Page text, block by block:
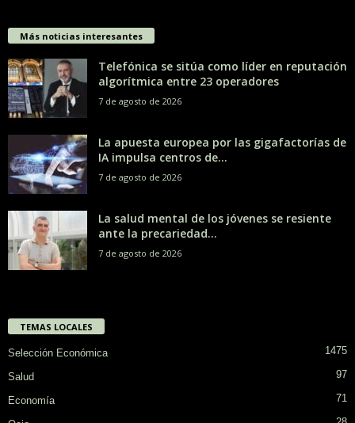
Más noticias interesantes
Telefónica se sitúa como líder en reputación
algorítmica entre 23 operadores
7 de agosto de 2026
La apuesta europea por las gigafactorías de
IA impulsa centros de...
7 de agosto de 2026
La salud mental de los jóvenes se resiente
ante la precariedad...
7 de agosto de 2026
TEMAS LOCALES
Selección Económica 1475
Salud 97
Economía 71